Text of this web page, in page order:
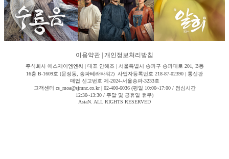
이용약관 개인정보처리방침
주식회사 에스제이엠엔씨 | 대표 안해조 | 서울특별시 송파구 송파대로 201, B동
16층 B-1609호 (문정동, 송파테라타워2) 사업자등록번호 218-87-02390 | 통신판
매업 신고번호 제-2024-서울송파-3233호
고객센터 cs_moa@sjmnc.co.kr | 02-400-6036 (평일 10:00~17:00 / 점심시간
12:30~13:30 / 주말 및 공휴일 휴무)
AsiaN. ALL RIGHTS RESERVED